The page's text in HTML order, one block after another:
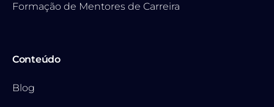
Formação de Mentores de Carreira
Conteúdo
Blog